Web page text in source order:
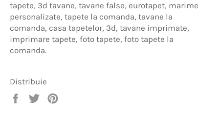
tapete, 3d tavane, tavane false, eurotapet, marime
personalizate, tapete la comanda, tavane la
comanda, casa tapetelor, 3d, tavane imprimate,
imprimare tapete, foto tapete, foto tapete la
comanda.
Distribuie
Distribuie
Trimite